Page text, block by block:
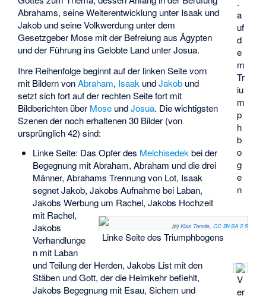
a
uf
d
e
m
Tr
iu
m
p
h
b
o
g
e
n
(c) Kiss Tamás, CC BY-SA 2.5
Linke Seite des Triumphbogens
V
er
Abrahams, seine Weiterentwicklung unter Isaak und
Jakob und seine Volkwerdung unter dem
Gesetzgeber Mose mit der Befreiung aus Ägypten
und der Führung ins Gelobte Land unter Josua.
Ihre Reihenfolge beginnt auf der linken Seite vorn
mit Bildern vonAbraham, Isaak undJakob und
setzt sich fort auf der rechten Seite fort mit
Bildberichten über Mose undJosua. Die wichtigsten
Szenen der noch erhaltenen 30 Bilder (von
ursprünglich 42) sind:
Linke Seite: Das Opfer des Melchisedek bei der
Begegnung mit Abraham, Abraham und die drei
Männer, Abrahams Trennung von Lot, Isaak
segnet Jakob, Jakobs Aufnahme bei Laban,
Jakobs Werbung um Rachel, Jakobs Hochzeit
mit Rachel,
Jakobs
Verhandlunge
n mit Laban
und Teilung der Herden, Jakobs List mit den
Stäben und Gott, der die Heimkehr befiehlt,
Jakobs Begegnung mit Esau, Sichem und